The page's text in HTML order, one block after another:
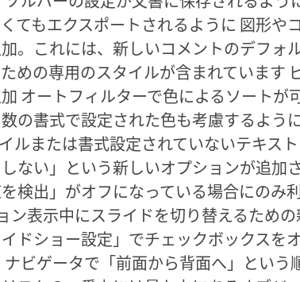
てもエクスポートされるように 図形や
。これには、新しいコメントのデフォ
めの専用のスタイルが含まれています
オートフィルターで色によるソートが
の書式で設定された色も考慮するよう
ルまたは書式設定されていないテキス
ない」という新しいオプションが追加
検出」がオフになっている場合にのみ
ン表示中にスライドを切り替えるため
ドショー設定」でチェックボックスを
ビゲータで「前面から背面へ」という